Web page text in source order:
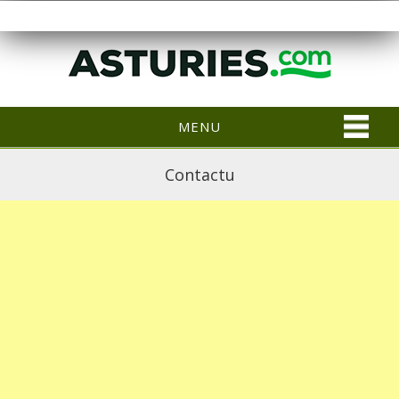
MENU
Contactu